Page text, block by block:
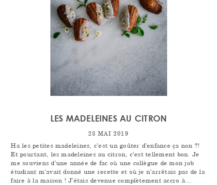
LES MADELEINES AU CITRON
23 MAI 2019
Ha les petites madeleines, c’est un goûter d’enfance ça non ?!
Et pourtant, les madeleines au citron, c’est tellement bon. Je
me souviens d’une année de fac où une collègue de mon job
étudiant m’avait donné une recette et où je n’arrêtais pas de la
faire à la maison ! J’étais devenue complètement accro à…